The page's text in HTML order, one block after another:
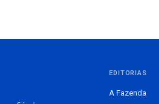
EDITORIAS
A Fazenda